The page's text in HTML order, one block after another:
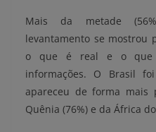
Mais da metade
levantamento se mostrou
o que é real e o que
informações. O Brasil
apareceu de forma mais
Quênia (76%) e da África